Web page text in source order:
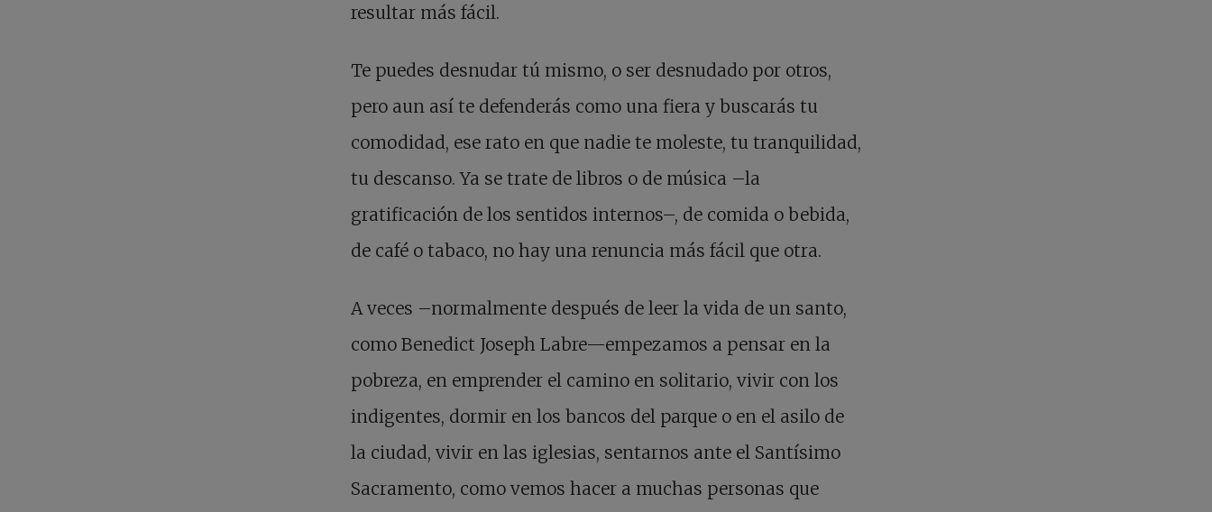
resultar más fácil.
Te puedes desnudar tú mismo, o ser desnudado por otros,
pero aun así te defenderás como una fiera y buscarás tu
comodidad, ese rato en que nadie te moleste, tu tranquilidad,
tu descanso. Ya se trate de libros o de música –la
gratificación de los sentidos internos–, de comida o bebida,
de café o tabaco, no hay una renuncia más fácil que otra.
A veces –normalmente después de leer la vida de un santo,
como Benedict Joseph Labre—empezamos a pensar en la
pobreza, en emprender el camino en solitario, vivir con los
indigentes, dormir en los bancos del parque o en el asilo de
la ciudad, vivir en las iglesias, sentarnos ante el Santísimo
Sacramento, como vemos hacer a muchas personas que